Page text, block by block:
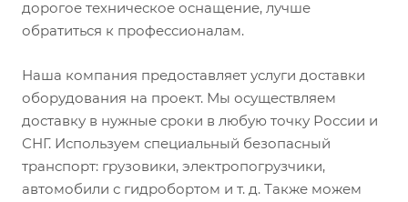
дорогое техническое оснащение, лучше
обратиться к профессионалам.
Наша компания предоставляет услуги доставки
оборудования на проект. Мы осуществляем
доставку в нужные сроки в любую точку России и
СНГ. Используем специальный безопасный
транспорт: грузовики, электропогрузчики,
автомобили с гидробортом и т. д. Также можем